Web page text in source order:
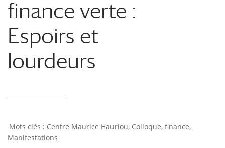
finance verte :
Espoirs et
lourdeurs
Centre Maurice Hauriou, Colloque, finance,
Manifestations